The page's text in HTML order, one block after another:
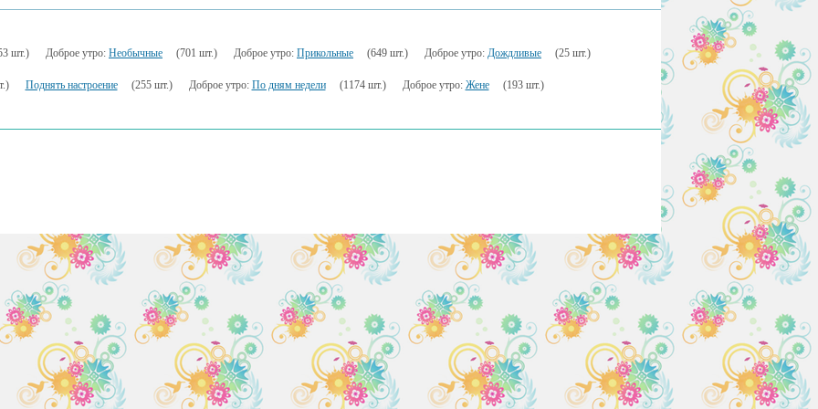
шт.) Доброе утро: Необычные (701 шт.) Доброе утро: Прикольные (649 шт.) Доброе утро: Дождливые (25 шт.)
Поднять настроение (255 шт.) Доброе утро: По дням недели (1174 шт.) Доброе утро: Жене (193 шт.)